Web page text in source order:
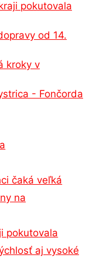
pokutovala
od 14.
kroky v
- Fončorda
čaká veľká
na
pokutovala
aj vysoké